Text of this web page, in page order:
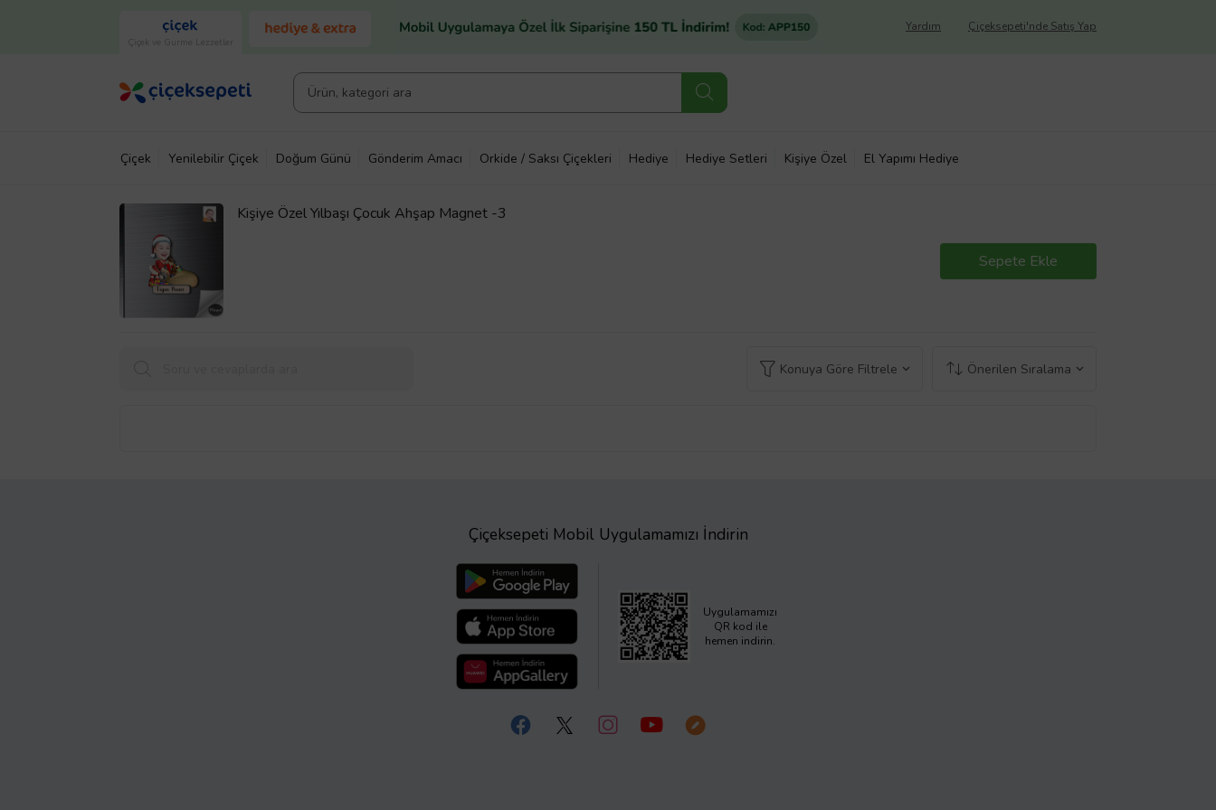
Çiçek ve Gurme Lezzetler
Çiçeksepeti'nde Satış Yap
Yardım
Çiçek Yenilebilir Çiçek Doğum Günü Gönderim Amacı Orkide / Saksı Çiçekleri Hediye Hediye Setleri Kişiye Özel El Yapımı Hediye
Kişiye Özel Yılbaşı Çocuk Ahşap Magnet -3
Sepete Ekle
Konuya Göre Filtrele Önerilen Sıralama
Çiçeksepeti Mobil Uygulamamızı İndirin
Uygulamamızı
QR kod ile
hemen indirin.